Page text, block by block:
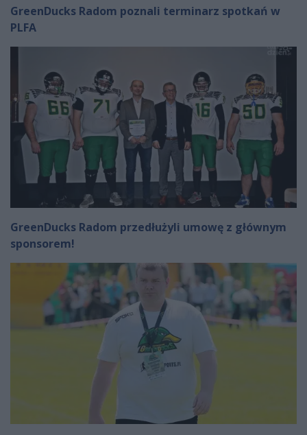
GreenDucks Radom poznali terminarz spotkań w
PLFA
GreenDucks Radom przedłużyli umowę z głównym
sponsorem!